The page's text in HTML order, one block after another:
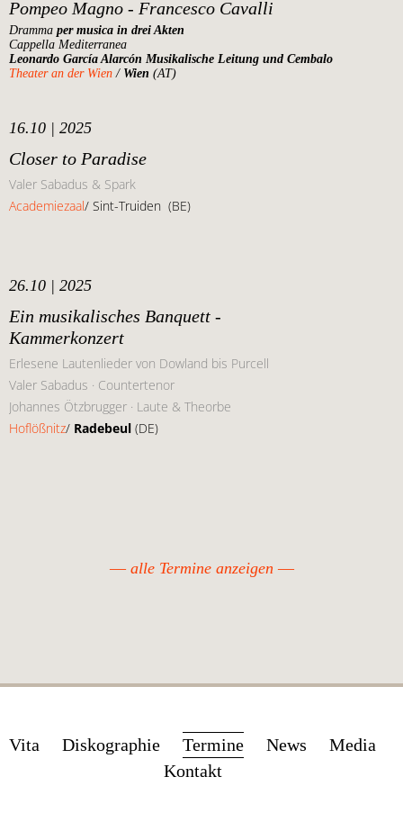
Pompeo Magno - Francesco Cavalli
Dramma per musica in drei Akten
Cappella Mediterranea
Leonardo García Alarcón Musikalische Leitung und Cembalo
Theater an der Wien/ Wien (AT)
16.10 | 2025
Closer to Paradise
Valer Sabadus & Spark
Academiezaal/ Sint-Truiden (BE)
26.10 | 2025
Ein musikalisches Banquett -
Kammerkonzert
Erlesene Lautenlieder von Dowland bis Purcell
Valer Sabadus · Countertenor
Johannes Ötzbrugger · Laute & Theorbe
Hoflößnitz/ Radebeul (DE)
alle Termine anzeigen
Navigation
überspringen
Vita Diskographie Termine News
Media
Kontakt